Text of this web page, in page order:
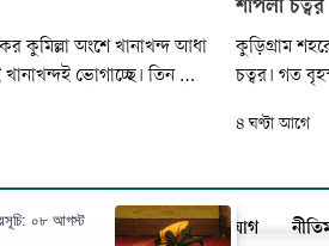
কুমিল্লা অংশে খানাখন্দ আধা
ভোগাচ্ছে। তিন মাস
শুক্রবার সকালে প্রায় ১৫
শাপলা চত্বর
কুড়িগ্রাম
চত্বর। গত
অংশের প্রায়
৪ ঘণ্টা আগে
বিজ্ঞাপন সার্কুলেশন যোগাযোগ
০৮ আগস্ট